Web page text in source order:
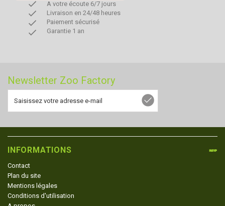
done A votre écoute 6/7 jours
done Livraison en 24/48 heures
done Paiement sécurisé
done Garantie 1 an
Newsletter Zoo Factory
INFORMATIONS
Contact
Plan du site
Mentions légales
Conditions d'utilisation